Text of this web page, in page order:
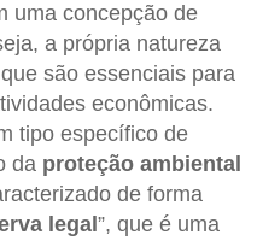
uma concepção de
a própria natureza
são essenciais para
econômicas.
tipo específico de
da proteção ambiental
de forma
legal ”, que é uma